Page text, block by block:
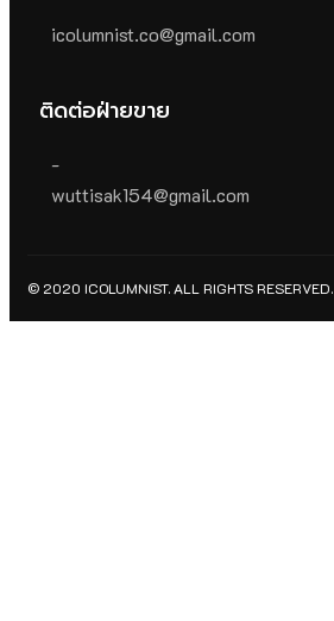
icolumnist.co@gmail.com
ติดต่อฝ่ายขาย
-
wuttisak154@gmail.com
© 2020 ICOLUMNIST. ALL RIGHTS RESERVED.